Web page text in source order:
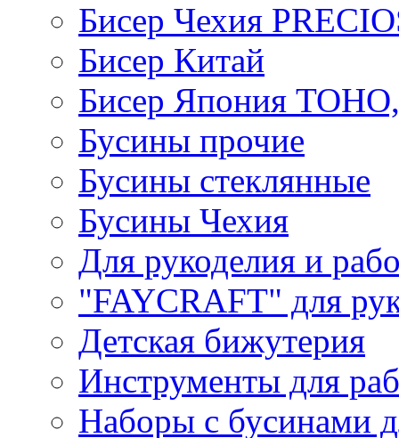
Бисер Чехия
Бисер Китай
Бисер Япония
Бусины прочие
Бусины стеклянные
Бусины Чехия
Для рукоделия и
"FAYCRAFT" для
Детская бижутерия
Инструменты для
Наборы с бусинами